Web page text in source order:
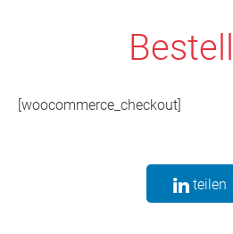
[woocommerce_checkout]
teilen